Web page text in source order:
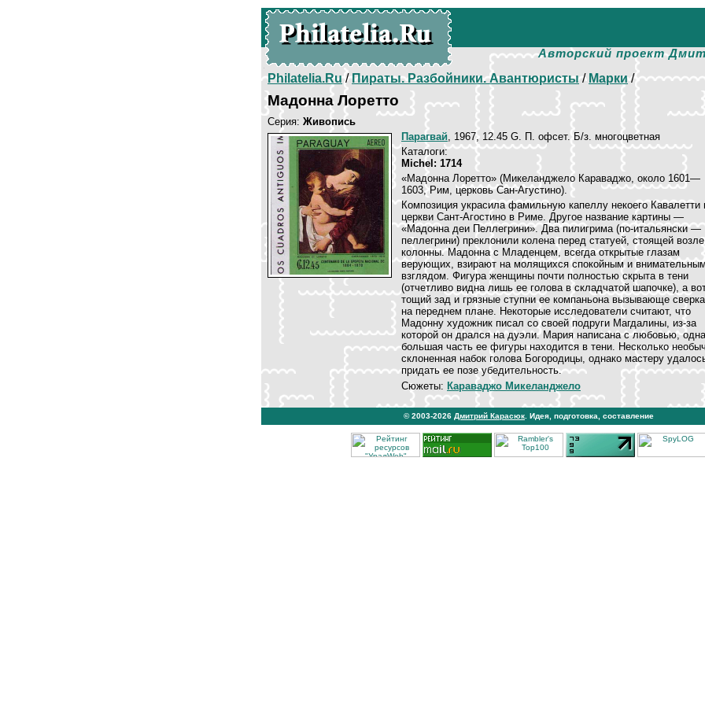
Авторский проект
Philatelia.Ru/Пираты. Разбойники. Авантюристы/ Марки/
Мадонна Лоретто
Серия: Живопись
Парагвай, 1967, 12.45 G. П. офсет. Б/з. многоцветная
Каталоги:
Michel: 1714
«Мадонна Лоретто» (Микеланджело Караваджо, около 1601—
1603, Рим, церковь Сан-Агустино).
Композиция украсила фамильную капеллу некоего Кавалетти
церкви Сант-Агостино в Риме. Другое название картины —
«Мадонна деи Пеллегрини». Два пилигрима (по-итальянски —
пеллегрини) преклонили колена перед статуей, стоящей возле
колонны. Мадонна с Младенцем, всегда открытые глазам
верующих, взирают на молящихся спокойным и
взглядом. Фигура женщины почти полностью скрыта в тени
(отчетливо видна лишь ее голова в складчатой шапочке), а
тощий зад и грязные ступни ее компаньона вызывающе
на переднем плане. Некоторые исследователи считают, что
Мадонну художник писал со своей подруги Магдалины, из-за
которой он дрался на дуэли. Мария написана с любовью,
большая часть ее фигуры находится в тени. Несколько
склоненная набок голова Богородицы, однако мастеру
придать ее позе убедительность.
Сюжеты: Караваджо Микеланджело
© 2003-2026 Дмитрий Карасюк . Идея, подготовка, составление